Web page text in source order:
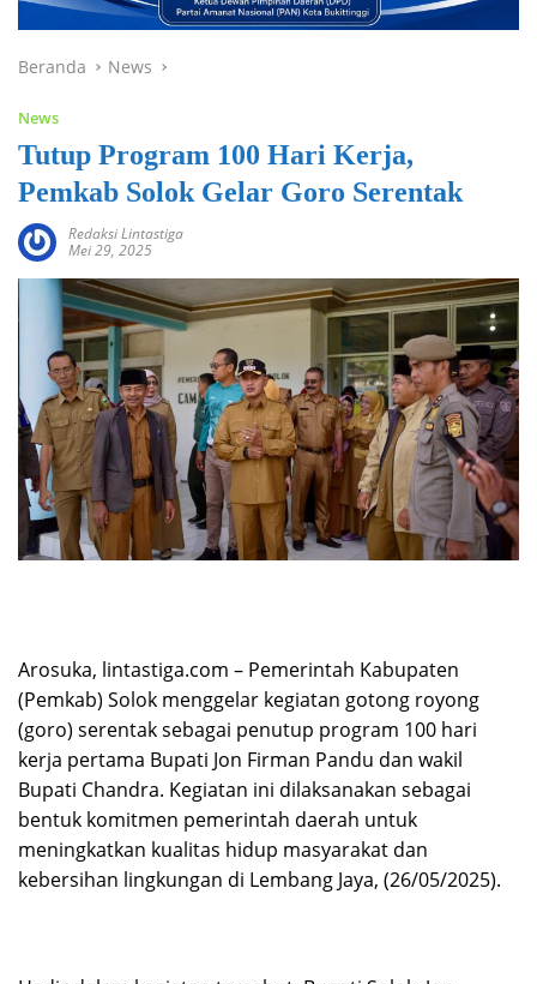
Beranda News
News
Tutup Program 100 Hari Kerja,
Pemkab Solok Gelar Goro Serentak
Redaksi Lintastiga
Mei 29, 2025
Arosuka, lintastiga.com – Pemerintah Kabupaten
(Pemkab) Solok menggelar kegiatan gotong royong
(goro) serentak sebagai penutup program 100 hari
kerja pertama Bupati Jon Firman Pandu dan wakil
Bupati Chandra. Kegiatan ini dilaksanakan sebagai
bentuk komitmen pemerintah daerah untuk
meningkatkan kualitas hidup masyarakat dan
kebersihan lingkungan di Lembang Jaya, (26/05/2025).